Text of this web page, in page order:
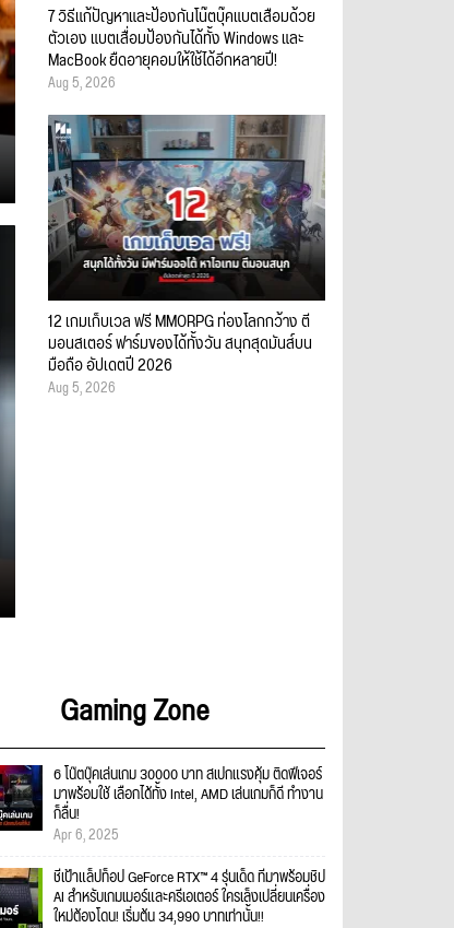
7 วิธีแก้ปัญหาและป้องกันโน๊ตบุ๊คแบตเสื่อมด้วย
ตัวเอง แบตเสื่อมป้องกันได้ทั้ง Windows และ
MacBook ยืดอายุคอมให้ใช้ได้อีกหลายปี!
Aug 5, 2026
12 เกมเก็บเวล ฟรี MMORPG ท่องโลกกว้าง ตี
มอนสเตอร์ ฟาร์มของได้ทั้งวัน สนุกสุดมันส์บน
มือถือ อัปเดตปี 2026
Aug 5, 2026
Gaming Zone
6 โน๊ตบุ๊คเล่นเกม 30000 บาท สเปกแรงคุ้ม ติดฟีเจอร์
มาพร้อมใช้ เลือกได้ทั้ง Intel, AMD เล่นเกมก็ดี ทำงาน
ก็ลื่น!
Apr 6, 2025
ชี้เป้าแล็ปท็อป GeForce RTX™ 4 รุ่นเด็ด ที่มาพร้อมชิป
AI สำหรับเกมเมอร์และครีเอเตอร์ ใครเล็งเปลี่ยนเครื่อง
ใหม่ต้องโดน! เริ่มต้น 34,990 บาทเท่านั้น!!